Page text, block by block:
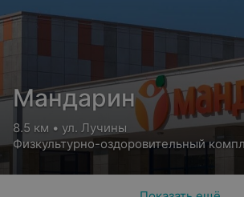
Мандарин
8.5 км • ул. Лучины
Физкультурно-оздоровительный